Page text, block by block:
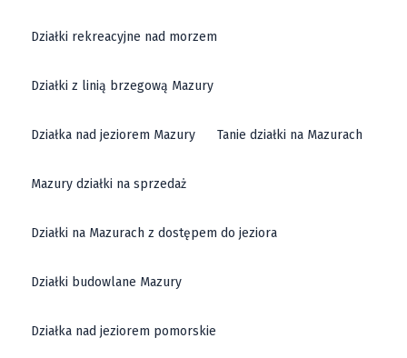
Działki rekreacyjne nad morzem
Działki z linią brzegową Mazury
Działka nad jeziorem Mazury Tanie działki na Mazurach
Mazury działki na sprzedaż
Działki na Mazurach z dostępem do jeziora
Działki budowlane Mazury
Działka nad jeziorem pomorskie